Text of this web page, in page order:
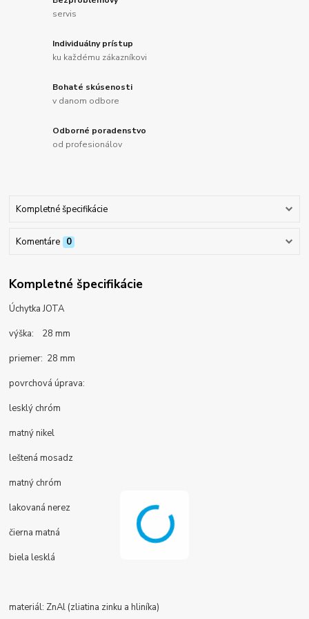
servis
Individuálny prístup
ku každému zákazníkovi
Bohaté skúsenosti
v danom odbore
Odborné poradenstvo
od profesionálov
Kompletné špecifikácie
Komentáre 0
Kompletné špecifikácie
Úchytka JOTA
výška: 28 mm
priemer: 28 mm
povrchová úprava:
lesklý chróm
matný nikel
leštená mosadz
matný chróm
lakovaná nerez
čierna matná
biela lesklá
materiál: ZnAl (zliatina zinku a hliníka)